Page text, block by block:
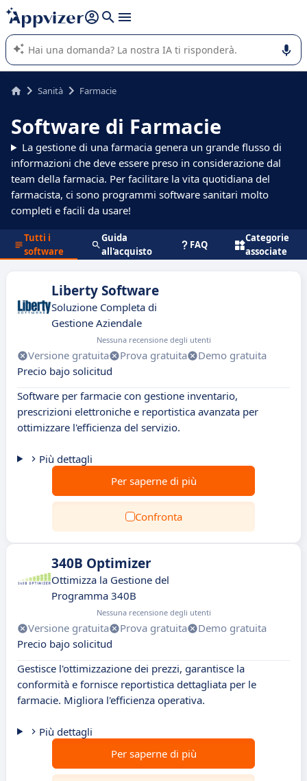
righe con
shift + enter
L'IA di Appvizer vi guida nell'utilizzo o nella scelta di un
software SaaS per la vostra azienda.
Sanità Farmacie
Software di Farmacie
La gestione di una farmacia genera un grande flusso di
informazioni che deve essere preso in considerazione dal
team della farmacia. Per facilitare la vita quotidiana del
farmacista, ci sono programmi software sanitari molto
completi e facili da usare!
Tutti i
software
Guida
all'acquisto
FAQ
Categorie
associate
Liberty Software
Soluzione Completa di
Gestione Aziendale
Nessuna recensione degli utenti
Versione gratuita Prova gratuita
Demo gratuita
Precio bajo solicitud
Software per farmacie con gestione inventario,
prescrizioni elettroniche e reportistica avanzata per
ottimizzare l'efficienza del servizio.
Più dettagli
Per saperne di più
Confronta
340B Optimizer
Ottimizza la Gestione del
Programma 340B
Nessuna recensione degli utenti
Versione gratuita Prova gratuita
Demo gratuita
Precio bajo solicitud
Gestisce l'ottimizzazione dei prezzi, garantisce la
conformità e fornisce reportistica dettagliata per le
farmacie. Migliora l'efficienza operativa.
Più dettagli
Per saperne di più